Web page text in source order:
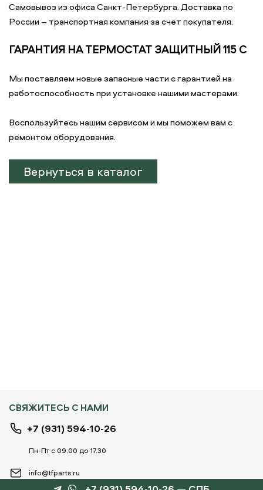
Самовывоз из офиса Санкт-Петербурга. Доставка по
России – транспортная компания за счет покупателя.
ГАРАНТИЯ НА ТЕРМОСТАТ ЗАЩИТНЫЙ 115 С
Мы поставляем новые запасные части с гарантией на
работоспособность при установке нашими мастерами.
Воспользуйтесь нашим сервисом и мы поможем вам с
ремонтом оборудования.
Вернуться в каталог
СВЯЖИТЕСЬ С НАМИ
+7 (931) 594-10-26
Пн-Пт с 09.00 до 17.30
info@tfparts.ru